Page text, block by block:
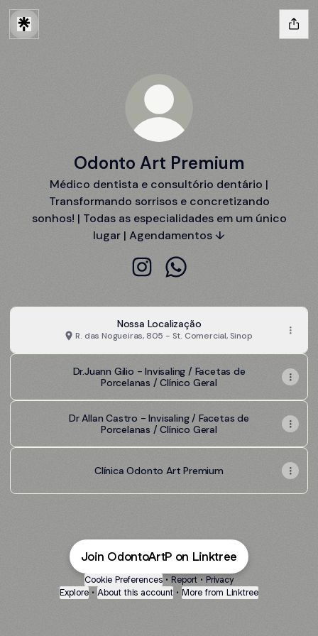
Odonto Art Premium
Médico dentista e consultório dentário |
Transformando sorrisos e concretizando
sonhos! | Todas as especialidades em um único
lugar | Agendamentos ↓
Nossa Localização
R. das Nogueiras, 805 - St. Comercial, Sinop
Dr.Juann Gilio - Invisaling / Facetas de
Porcelanas / Clínico Geral
Dr Allan Castro - Invisaling / Facetas de
Porcelanas / Clínico Geral
Clínica Odonto Art Premium
Join OdontoArtP on Linktree
Cookie Preferences • Report • Privacy
Explore • About this account • More from Linktree